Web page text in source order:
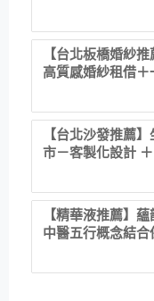
【台北板橋婚紗
高質感婚紗租借
【台北沙發推薦
市－客製化設計
直營直銷、價格
【精華液推薦】
中醫五行概念結
華！ 水㊀土㊀就